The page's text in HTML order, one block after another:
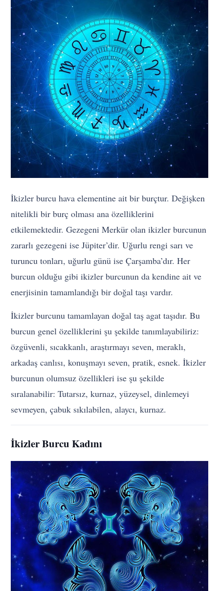
İkizler burcu hava elementine ait bir burçtur. Değişken
nitelikli bir burç olması ana özelliklerini
etkilemektedir. Gezegeni Merkür olan ikizler burcunun
zararlı gezegeni ise Jüpiter’dir. Uğurlu rengi sarı ve
turuncu tonları, uğurlu günü ise Çarşamba’dır. Her
burcun olduğu gibi ikizler burcunun da kendine ait ve
enerjisinin tamamlandığı bir doğal taşı vardır.
İkizler burcunu tamamlayan doğal taş agat taşıdır. Bu
burcun genel özelliklerini şu şekilde tanımlayabiliriz:
özgüvenli, sıcakkanlı, araştırmayı seven, meraklı,
arkadaş canlısı, konuşmayı seven, pratik, esnek. İkizler
burcunun olumsuz özellikleri ise şu şekilde
sıralanabilir: Tutarsız, kurnaz, yüzeysel, dinlemeyi
sevmeyen, çabuk sıkılabilen, alaycı, kurnaz.
İkizler Burcu Kadını